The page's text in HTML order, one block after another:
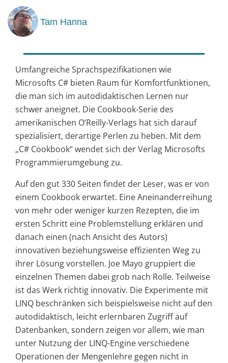
Tam Hanna
Umfangreiche Sprachspezifikationen wie
Microsofts C# bieten Raum für Komfortfunktionen,
die man sich im autodidaktischen Lernen nur
schwer aneignet. Die Cookbook-Serie des
amerikanischen O’Reilly-Verlags hat sich darauf
spezialisiert, derartige Perlen zu heben. Mit dem
„C# Cookbook“ wendet sich der Verlag Microsofts
Programmierumgebung zu.
Auf den gut 330 Seiten findet der Leser, was er von
einem Cookbook erwartet. Eine Aneinanderreihung
von mehr oder weniger kurzen Rezepten, die im
ersten Schritt eine Problemstellung erklären und
danach einen (nach Ansicht des Autors)
innovativen beziehungsweise effizienten Weg zu
ihrer Lösung vorstellen. Joe Mayo gruppiert die
einzelnen Themen dabei grob nach Rolle. Teilweise
ist das Werk richtig innovativ. Die Experimente mit
LINQ beschränken sich beispielsweise nicht auf den
autodidaktisch, leicht erlernbaren Zugriff auf
Datenbanken, sondern zeigen vor allem, wie man
unter Nutzung der LINQ-Engine verschiedene
Operationen der Mengenlehre gegen nicht in